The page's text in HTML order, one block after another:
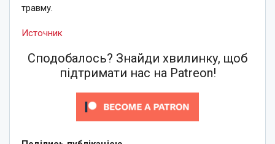
травму.
Источник
Сподобалось? Знайди хвилинку, щоб
підтримати нас на Patreon!